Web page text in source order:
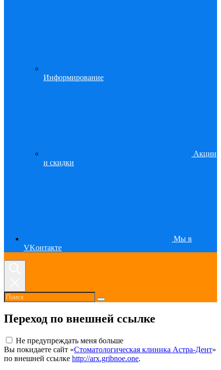
Информирование
Акции
и скидки
Мы в
VKонтакте
Переход по внешней ссылке
Не предупреждать меня больше
Вы покидаете сайт «Стоматологическая клиника Астра-Дент»
по внешней ссылке http://arx.gribnoe.one.